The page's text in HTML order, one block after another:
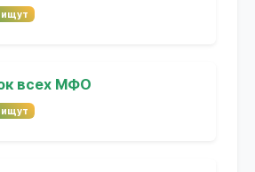
ищут
всех МФО
ищут